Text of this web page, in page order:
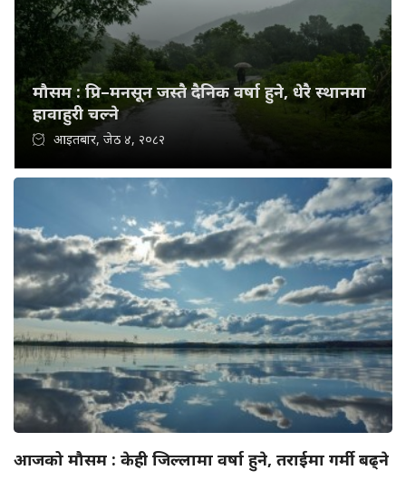
मौसम : प्रि–मनसून जस्तै दैनिक वर्षा हुने, धेरै स्थानमा
हावाहुरी चल्ने
आइतबार, जेठ ४, २०८२
आजको मौसम : केही जिल्लामा वर्षा हुने, तराईमा गर्मी बढ्ने